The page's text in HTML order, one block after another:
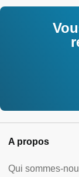
A propos
Qui sommes-